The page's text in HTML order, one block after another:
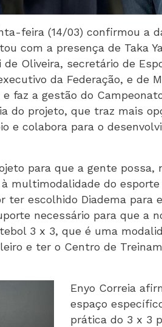
feira (14/03) confirmou a
com a presença de Taka
Oliveira, secretário de
da Federação, e de
faz a gestão do
do projeto, que traz mais
e colabora para o
para que a gente
multimodalidade do esporte
ter escolhido Diadema para
necessário para que a
3 x 3, que é uma
e ter o Centro de
Enyo Correia
espaço
prática do 3 x 3